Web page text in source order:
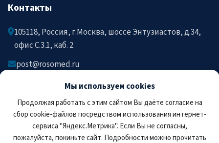
Мы используем cookies
Продолжая работать с этим сайтом Вы даёте согласие на
сбор cookie-файлов посредством использования интернет-
сервиса "Яндекс.Метрика". Если Вы не согласны,
пожалуйста, покиньте сайт. Подробности можно прочитать
Контакты
105118, Россия, г.Москва, шоссе Энтузиастов, д.34,
офис C.3.1, каб. 2
post@rosomed.ru
+7-903-729-09-87
+7-910-880-36-92